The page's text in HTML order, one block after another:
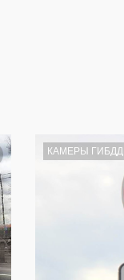
КАМЕРЫ ГИБДД